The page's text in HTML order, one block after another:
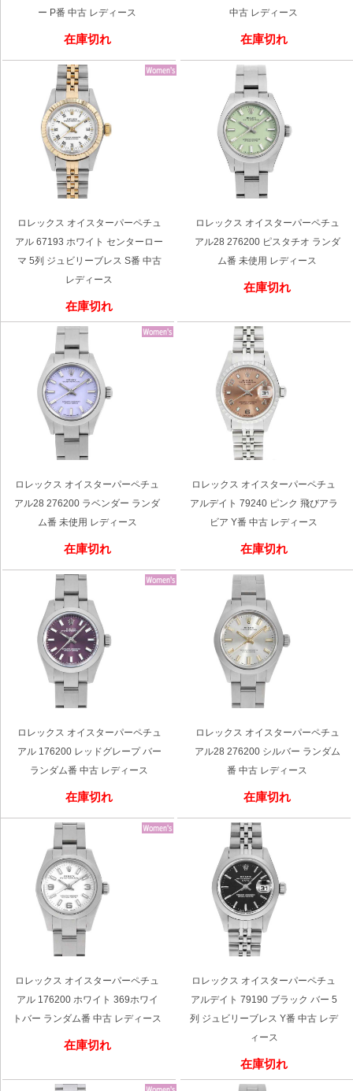
ー P番 中古 レディース
在庫切れ
中古 レディース
在庫切れ
ロレックス オイスターパーペチュ
アル 67193 ホワイト センターロー
マ 5列 ジュビリーブレス S番 中古
レディース
在庫切れ
ロレックス オイスターパーペチュ
アル28 276200 ピスタチオ ランダ
ム番 未使用 レディース
在庫切れ
ロレックス オイスターパーペチュ
アル28 276200 ラベンダー ランダ
ム番 未使用 レディース
在庫切れ
ロレックス オイスターパーペチュ
アルデイト 79240 ピンク 飛びアラ
ビア Y番 中古 レディース
在庫切れ
ロレックス オイスターパーペチュ
アル 176200 レッドグレープ バー
ランダム番 中古 レディース
在庫切れ
ロレックス オイスターパーペチュ
アル28 276200 シルバー ランダム
番 中古 レディース
在庫切れ
ロレックス オイスターパーペチュ
アル 176200 ホワイト 369ホワイ
トバー ランダム番 中古 レディース
在庫切れ
ロレックス オイスターパーペチュ
アルデイト 79190 ブラック バー 5
列 ジュビリーブレス Y番 中古 レデ
ィース
在庫切れ